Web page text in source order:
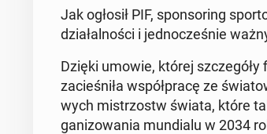
Jak ogłosił PIF, spon­so­ring
dzia­łal­no­ści i jed­no­cze­śnie
Dzięki umowie, której
za­cie­śni­ła współ­pra­cę ze
wych mi­strzostw świata, które
ga­ni­zo­wa­nia mun­dia­lu w 2034